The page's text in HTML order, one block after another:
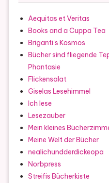
Aequitas et Veritas
Books and a Cuppa Tea
Briganti's Kosmos
Bücher sind fliegende
Phantasie
Flickensalat
Giselas Lesehimmel
Ich lese
Lesezauber
Mein kleines
Meine Welt der Bücher
nealichundderdickeopa
Norbpress
Streifis Bücherkiste